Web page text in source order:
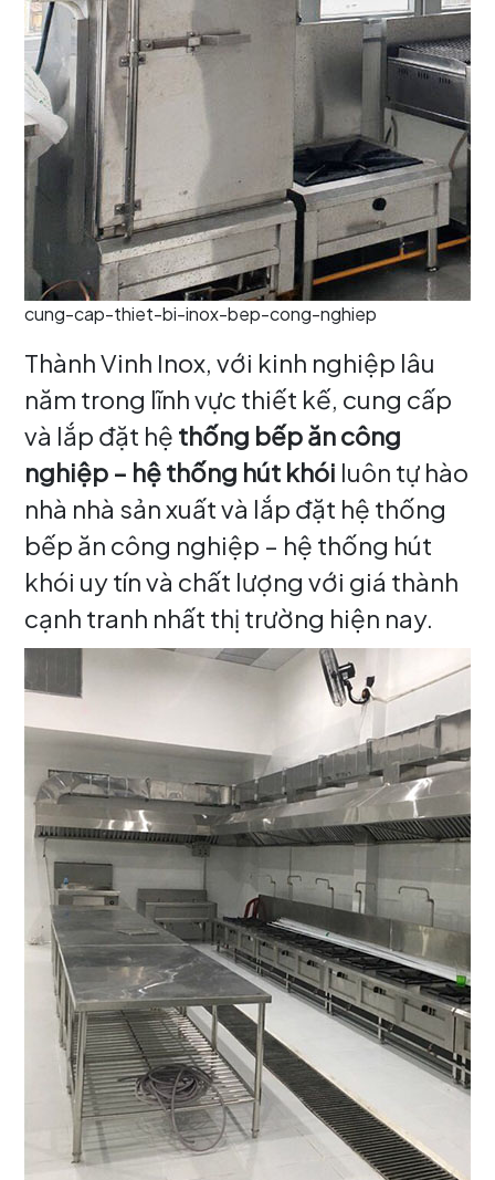
cung-cap-thiet-bi-inox-bep-cong-nghiep
Thành Vinh Inox, với kinh nghiệp lâu
năm trong lĩnh vực thiết kế, cung cấp
và lắp đặt hệ thống bếp ăn công
nghiệp – hệ thống hút khói luôn tự hào
nhà nhà sản xuất và lắp đặt hệ thống
bếp ăn công nghiệp – hệ thống hút
khói uy tín và chất lượng với giá thành
cạnh tranh nhất thị trường hiện nay.